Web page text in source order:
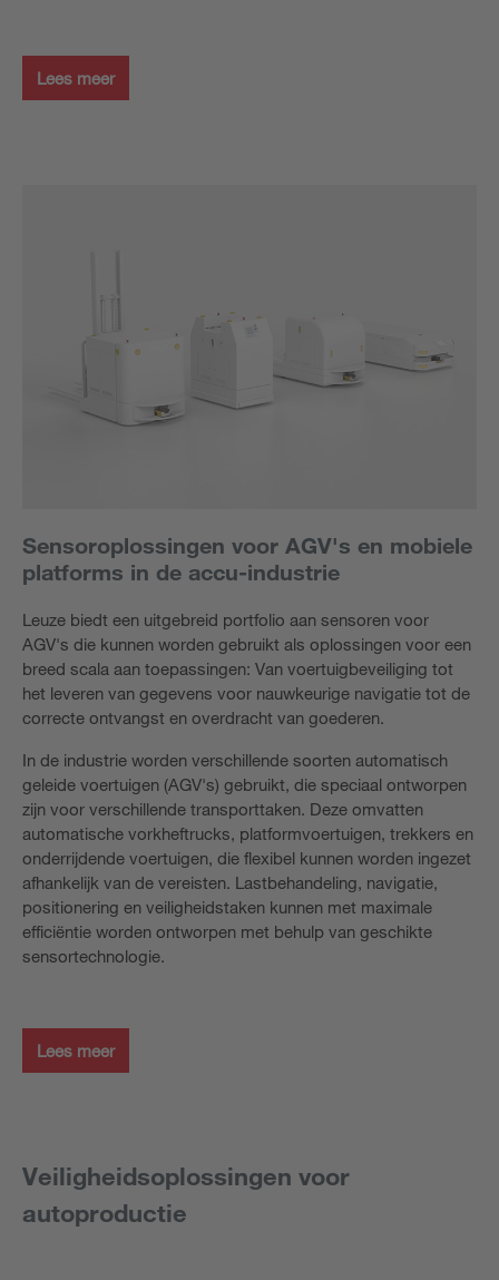
Lees meer
Sensoroplossingen voor AGV's en mobiele
platforms in de accu-industrie
Leuze biedt een uitgebreid portfolio aan sensoren voor
AGV's die kunnen worden gebruikt als oplossingen voor een
breed scala aan toepassingen: Van voertuigbeveiliging tot
het leveren van gegevens voor nauwkeurige navigatie tot de
correcte ontvangst en overdracht van goederen.
In de industrie worden verschillende soorten automatisch
geleide voertuigen (AGV's) gebruikt, die speciaal ontworpen
zijn voor verschillende transporttaken. Deze omvatten
automatische vorkheftrucks, platformvoertuigen, trekkers en
onderrijdende voertuigen, die flexibel kunnen worden ingezet
afhankelijk van de vereisten. Lastbehandeling, navigatie,
positionering en veiligheidstaken kunnen met maximale
efficiëntie worden ontworpen met behulp van geschikte
sensortechnologie.
Lees meer
Veiligheidsoplossingen voor
autoproductie